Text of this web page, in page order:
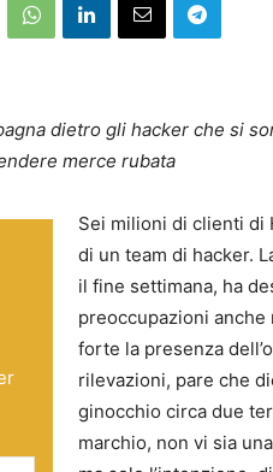
dietro gli hacker che si
merce rubata
Sei milioni di clienti di
di un team di hacker.
il fine settimana, ha
preoccupazioni anche
forte la presenza
rilevazioni, pare che
ginocchio circa due
marchio, non vi sia